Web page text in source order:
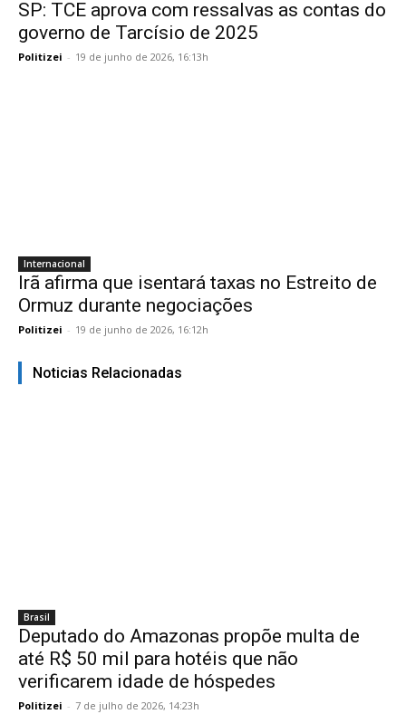
SP: TCE aprova com ressalvas as contas do
governo de Tarcísio de 2025
Politizei - 19 de junho de 2026, 16:13h
Internacional
Irã afirma que isentará taxas no Estreito de
Ormuz durante negociações
Politizei - 19 de junho de 2026, 16:12h
Noticias Relacionadas
Brasil
Deputado do Amazonas propõe multa de
até R$ 50 mil para hotéis que não
verificarem idade de hóspedes
Politizei - 7 de julho de 2026, 14:23h